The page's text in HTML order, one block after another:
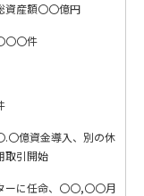
資産額〇〇億円
〇〇件
〇億資金導入、別の休
取引開始
に任命、〇〇,〇〇月